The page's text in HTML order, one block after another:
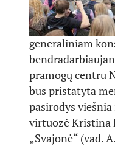
generaliniam
pramogų centru
bus pristatyta
pasirodys
virtuozė Kristina
„Svajonė“ (vad.